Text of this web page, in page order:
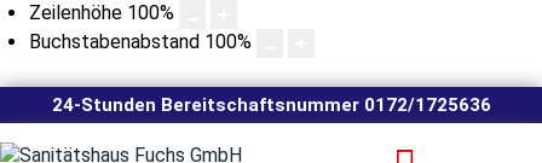
Zeilenhöhe 100%
Buchstabenabstand 100%
24-Stunden Bereitschaftsnummer 0172/1725636